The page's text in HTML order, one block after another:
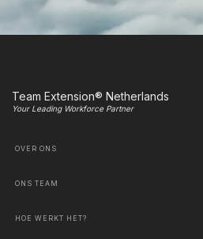
Team Extension® Netherlands
Your Leading Workforce Partner
OVER ONS
ONS TEAM
HOE WERKT HET?